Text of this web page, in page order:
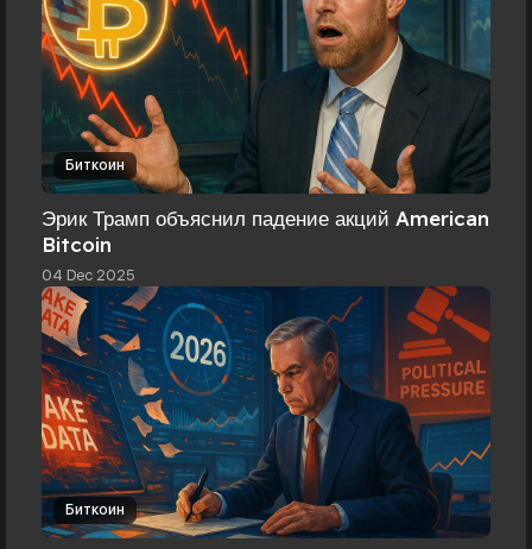
Биткоин
Эрик Трамп объяснил падение акций American
Bitcoin
04 Dec 2025
Биткоин